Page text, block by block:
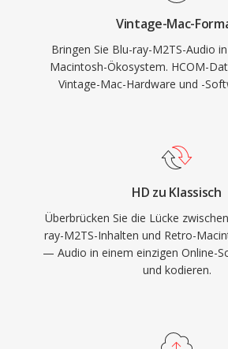
Vintage-Mac-
Bringen Sie Blu-ray-M2TS-Audio
Macintosh-Ökosystem. HCOM-
Vintage-Mac-Hardware und -
HD zu Klassisch
Überbrücken Sie die Lücke
ray-M2TS-Inhalten und Retro-
— Audio in einem einzigen Online-
und kodieren.